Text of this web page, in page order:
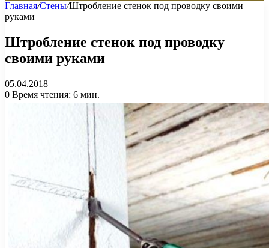
Главная/Стены/Штробление стенок под проводку своими
руками
Штробление стенок под проводку
своими руками
05.04.2018
0 Время чтения: 6 мин.